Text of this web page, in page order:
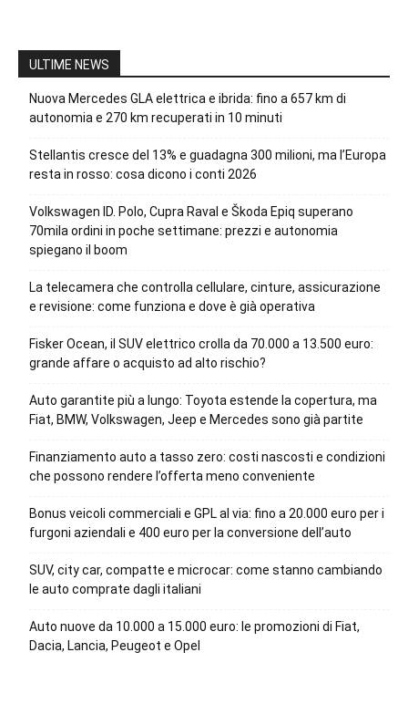
ULTIME NEWS
Nuova Mercedes GLA elettrica e ibrida: fino a 657 km di
autonomia e 270 km recuperati in 10 minuti
Stellantis cresce del 13% e guadagna 300 milioni, ma l’Europa
resta in rosso: cosa dicono i conti 2026
Volkswagen ID. Polo, Cupra Raval e Škoda Epiq superano
70mila ordini in poche settimane: prezzi e autonomia
spiegano il boom
La telecamera che controlla cellulare, cinture, assicurazione
e revisione: come funziona e dove è già operativa
Fisker Ocean, il SUV elettrico crolla da 70.000 a 13.500 euro:
grande affare o acquisto ad alto rischio?
Auto garantite più a lungo: Toyota estende la copertura, ma
Fiat, BMW, Volkswagen, Jeep e Mercedes sono già partite
Finanziamento auto a tasso zero: costi nascosti e condizioni
che possono rendere l’offerta meno conveniente
Bonus veicoli commerciali e GPL al via: fino a 20.000 euro per i
furgoni aziendali e 400 euro per la conversione dell’auto
SUV, city car, compatte e microcar: come stanno cambiando
le auto comprate dagli italiani
Auto nuove da 10.000 a 15.000 euro: le promozioni di Fiat,
Dacia, Lancia, Peugeot e Opel